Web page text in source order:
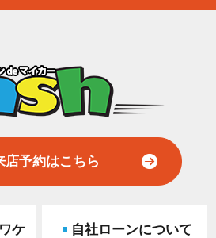
店予約はこちら
ケ 自社ローンについて